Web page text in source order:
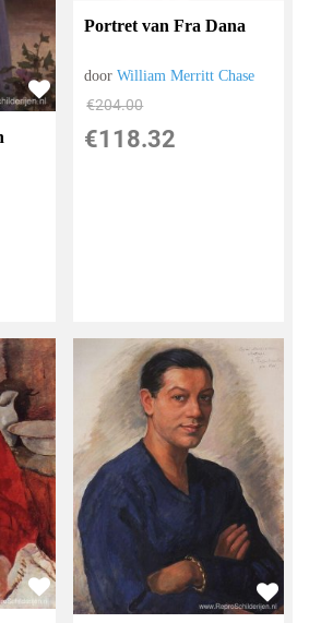
Portret van Fra Dana
doorWilliam Merritt Chase
€204.00
€118.32